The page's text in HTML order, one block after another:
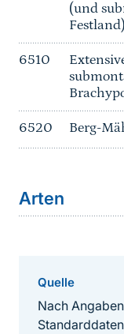
(und
Festland)
6510
6520 Berg-
Arten
Quelle
Nach